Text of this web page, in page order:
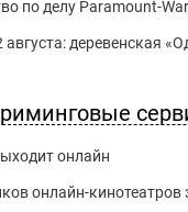
по делу Paramount-
деревенская
онлайн
онлайн-кинотеатров